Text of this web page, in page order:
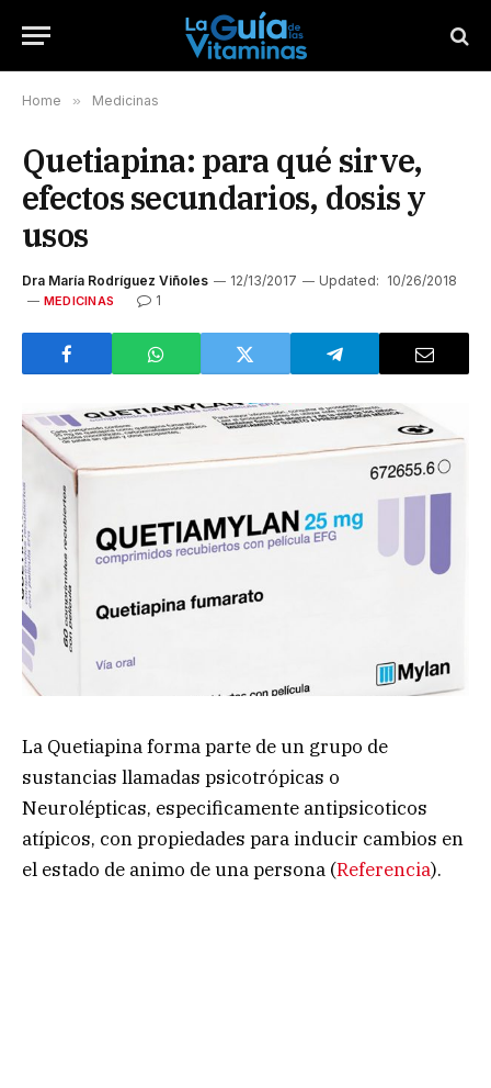
Home » Medicinas
Quetiapina: para qué sirve,
efectos secundarios, dosis y
usos
Dra María Rodríguez Viñoles 12/13/2017 Updated: 10/26/2018
MEDICINAS 1
La Quetiapina forma parte de un grupo de
sustancias llamadas psicotrópicas o
Neurolépticas, especificamente antipsicoticos
atípicos, con propiedades para inducir cambios en
el estado de animo de una persona (Referencia).